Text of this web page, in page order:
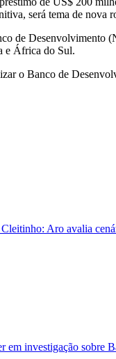
será tema de nova
de Desenvolvimento
e África do Sul.
o Banco de
Aro avalia
em investigação sobre